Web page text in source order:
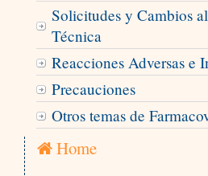
Solicitudes y Cambios
Técnica
Reacciones Adversas e
Precauciones
Otros temas de
Home